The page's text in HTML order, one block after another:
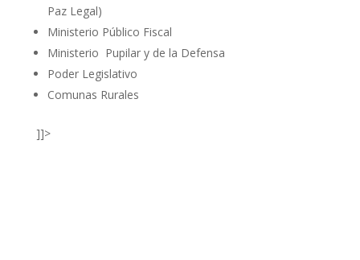
Paz Legal)
Ministerio Público Fiscal
Ministerio Pupilar y de la Defensa
Poder Legislativo
Comunas Rurales
]]>